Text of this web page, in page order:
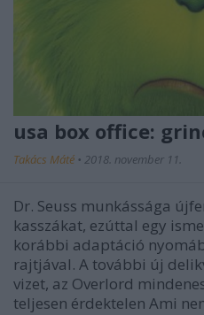
usa box office:
Takács Máté • 2018. november 11.
Dr. Seuss munkássága
kasszákat, ezúttal egy
korábbi adaptáció
rajtjával. A további új
vizet, az Overlord
teljesen érdektelen Ami